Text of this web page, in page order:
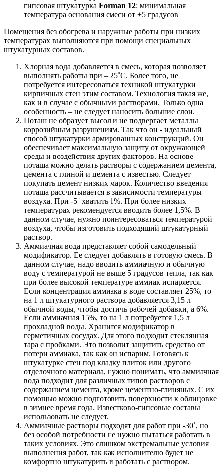
гипсовая штукатурка Forman 12: минимальная
температура основания смеси от +5 градусов
Помещения без обогрева и наружные работы при низких
температурах выполняются при помощи специальных
штукатурных составов.
Хлорная вода добавляется в смесь, которая позволяет
выполнять работы при – 25˚С. Более того, не
потребуется интересоваться техникой штукатурки
кирпичных стен этим составом. Технология такая же,
как и в случае с обычными растворами. Только одна
особенность – не следует наносить большие слои.
Поташ не образует высол и не подвергает металлы
коррозийным разрушениям. Так что он - идеальный
способ штукатурки армированных конструкций. Он
обеспечивает максимальную защиту от окружающей
среды и воздействия других факторов. На основе
поташа можно делать растворы с содержанием цемента,
цемента с глиной и цемента с известью. Следует
покупать цемент низких марок. Количество введения
поташа рассчитывается в зависимости температуры
воздуха. При -5˚ хватить 1%. При более низких
температурах рекомендуется вводить более 1,5%. В
данном случае, нужно поинтересоваться температурой
воздуха, чтобы изготовить подходящий штукатурный
раствор.
Аммиачная вода представляет собой самодельный
модификатор. Ее следует добавлять в готовую смесь. В
данном случае, надо вводить аммиачную и обычную
воду с температурой не выше 5 градусов тепла, так как
при более высокой температуре аммиак испаряется.
Если концентрация аммиака в воде составляет 25%, то
на 1 л штукатурного раствора добавляется 3,15 л
обычной воды, чтобы достичь рабочей добавки, а 6%.
Если аммиачная 15%, то на 1 л потребуется 1,5 л
прохладной воды. Хранится модификатор в
герметичных сосудах. Для этого подходит стеклянная
тара с пробками. Это позволит защитить средство от
потери аммиака, так как он испарим. Готовясь к
штукатурке стен под кладку плиток или другого
отделочного материала, нужно понимать, что аммиачная
вода подходит для различных типов растворов с
содержанием цемента, кроме цементно-глиняных. С их
помощью можно подготовить поверхности к облицовке
в зимнее время года. Известково-гипсовые составы
использовать не следует.
Аммиачные растворы подходят для работ при -30˚, но
без особой потребности не нужно пытаться работать в
таких условиях. Это слишком экстремальные условия
выполнения работ, так как исполнителю будет не
комфортно штукатурить и работать с раствором.